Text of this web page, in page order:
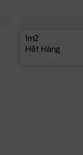
1m2
Hết Hàng